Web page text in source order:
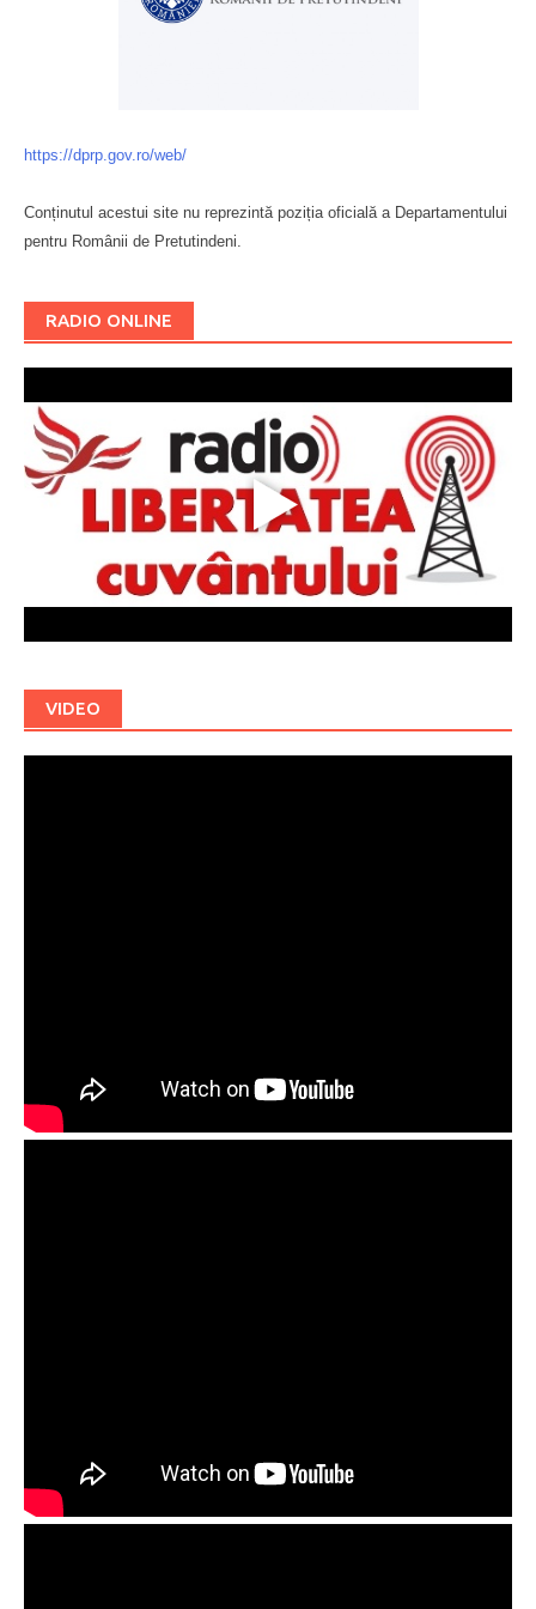
https://dprp.gov.ro/web/
Conținutul acestui site nu reprezintă poziția oficială a Departamentului
pentru Românii de Pretutindeni.
RADIO ONLINE
VIDEO